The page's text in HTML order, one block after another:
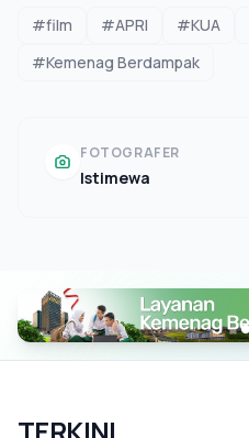
#film #APRI #KUA
#Kemenag Berdampak
FOTOGRAFER
Istimewa
TERKINI